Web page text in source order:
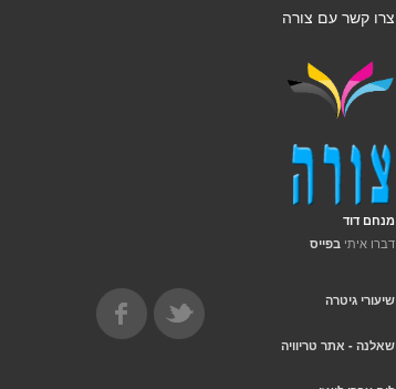
צרו קשר עם צורה
מנחם דוד
דברו איתי בפייס
שיעורי גיטרה
שאלנה - אתר טריוויה